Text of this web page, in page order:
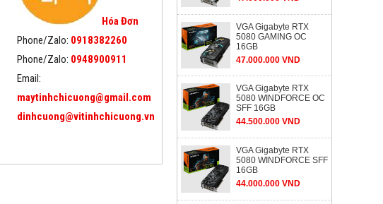
Hóa Đơn
Phone/Zalo: 0918382260
Phone/Zalo: 0948900911
Email:
maytinhchicuong@gmail.com
dinhcuong@vitinhchicuong.vn
VGA Gigabyte RTX
5080 GAMING OC
16GB
47.000.000 VND
VGA Gigabyte RTX
5080 WINDFORCE OC
SFF 16GB
44.500.000 VND
VGA Gigabyte RTX
5080 WINDFORCE SFF
16GB
44.000.000 VND